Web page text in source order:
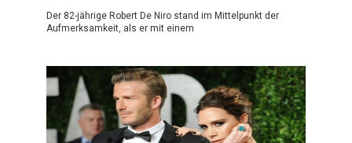
Der 82-jährige Robert De Niro stand im Mittelpunkt der
Aufmerksamkeit, als er mit einem